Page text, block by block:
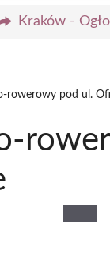
Kraków -
rowerowy pod ul.